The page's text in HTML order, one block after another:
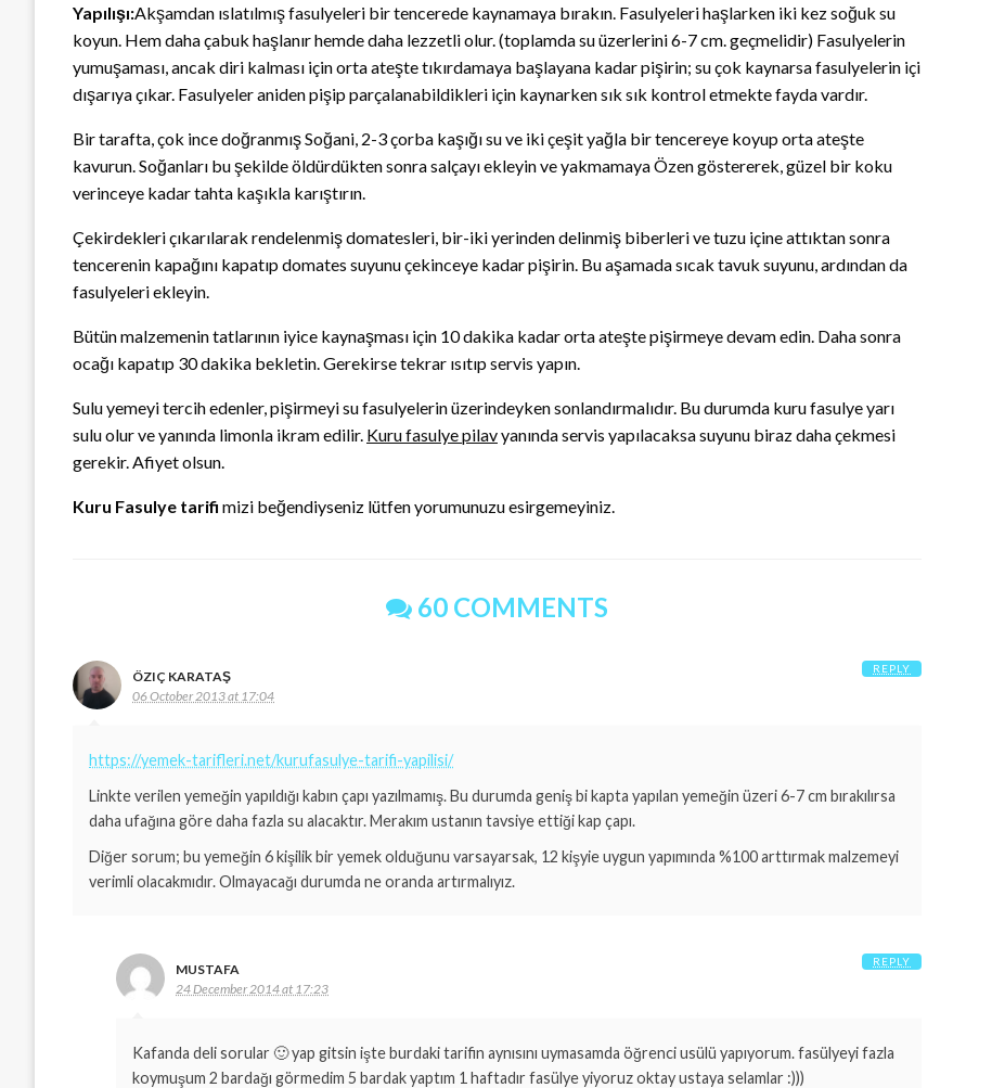
Yapılışı:Akşamdan ıslatılmış fasulyeleri bir tencerede kaynamaya bırakın. Fasulyeleri haşlarken iki kez soğuk su
koyun. Hem daha çabuk haşlanır hemde daha lezzetli olur. (toplamda su üzerlerini 6-7 cm. geçmelidir) Fasulyelerin
yumuşaması, ancak diri kalması için orta ateşte tıkırdamaya başlayana kadar pişirin; su çok kaynarsa fasulyelerin içi
dışarıya çıkar. Fasulyeler aniden pişip parçalanabildikleri için kaynarken sık sık kontrol etmekte fayda vardır.
Bir tarafta, çok ince doğranmış Soğani, 2-3 çorba kaşığı su ve iki çeşit yağla bir tencereye koyup orta ateşte
kavurun. Soğanları bu şekilde öldürdükten sonra salçayı ekleyin ve yakmamaya Özen göstererek, güzel bir koku
verinceye kadar tahta kaşıkla karıştırın.
Çekirdekleri çıkarılarak rendelenmiş domatesleri, bir-iki yerinden delinmiş biberleri ve tuzu içine attıktan sonra
tencerenin kapağını kapatıp domates suyunu çekinceye kadar pişirin. Bu aşamada sıcak tavuk suyunu, ardından da
fasulyeleri ekleyin.
Bütün malzemenin tatlarının iyice kaynaşması için 10 dakika kadar orta ateşte pişirmeye devam edin. Daha sonra
ocağı kapatıp 30 dakika bekletin. Gerekirse tekrar ısıtıp servis yapın.
Sulu yemeyi tercih edenler, pişirmeyi su fasulyelerin üzerindeyken sonlandırmalıdır. Bu durumda kuru fasulye yarı
sulu olur ve yanında limonla ikram edilir. Kuru fasulye pilavyanında servis yapılacaksa suyunu biraz daha çekmesi
gerekir. Afiyet olsun.
Kuru Fasulye tarifi mizi beğendiyseniz lütfen yorumunuzu esirgemeyiniz.
60 COMMENTS
ÖZIÇ KARATAŞ
06 October 2013 at 17:04
https://yemek-tarifleri.net/kurufasulye-tarifi-yapilisi/
Linkte verilen yemeğin yapıldığı kabın çapı yazılmamış. Bu durumda geniş bi kapta yapılan yemeğin üzeri 6-7 cm bırakılırsa
daha ufağına göre daha fazla su alacaktır. Merakım ustanın tavsiye ettiği kap çapı.
Diğer sorum; bu yemeğin 6 kişilik bir yemek olduğunu varsayarsak, 12 kişyie uygun yapımında %100 arttırmak malzemeyi
verimli olacakmıdır. Olmayacağı durumda ne oranda artırmalıyız.
REPLY
MUSTAFA
24 December 2014 at 17:23
Kafanda deli sorular 🙂 yap gitsin işte burdaki tarifin aynısını uymasamda öğrenci usülü yapıyorum. fasülyeyi fazla
koymuşum 2 bardağı görmedim 5 bardak yaptım 1 haftadır fasülye yiyoruz oktay ustaya selamlar :)))
REPLY